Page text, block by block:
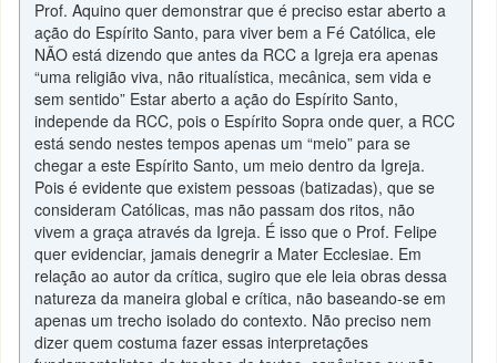
Prof. Aquino quer demonstrar que é preciso estar aberto a
ação do Espírito Santo, para viver bem a Fé Católica, ele
NÃO está dizendo que antes da RCC a Igreja era apenas
“uma religião viva, não ritualística, mecânica, sem vida e
sem sentido” Estar aberto a ação do Espírito Santo,
independe da RCC, pois o Espírito Sopra onde quer, a RCC
está sendo nestes tempos apenas um “meio” para se
chegar a este Espírito Santo, um meio dentro da Igreja.
Pois é evidente que existem pessoas (batizadas), que se
consideram Católicas, mas não passam dos ritos, não
vivem a graça através da Igreja. É isso que o Prof. Felipe
quer evidenciar, jamais denegrir a Mater Ecclesiae. Em
relação ao autor da crítica, sugiro que ele leia obras dessa
natureza da maneira global e crítica, não baseando-se em
apenas um trecho isolado do contexto. Não preciso nem
dizer quem costuma fazer essas interpretações